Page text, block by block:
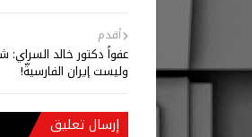
أقدم
عفواً دكتور خالد السراي:
وليست إيران الفارسيةّ!
إرسال تعليق